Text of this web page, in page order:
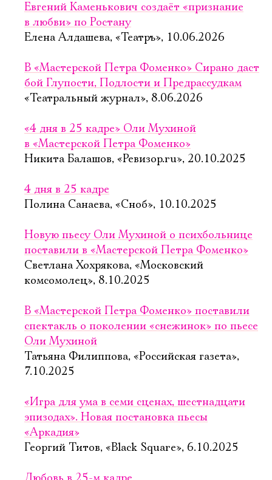
Евгений Каменькович создаёт «признание
в любви» по Ростану
Елена Алдашева, «Театръ», 10.06.2026
В «Мастерской Петра Фоменко» Сирано даст
бой Глупости, Подлости и Предрассудкам
«Театральный журнал», 8.06.2026
«4 дня в 25 кадре» Оли Мухиной
в «Мастерской Петра Фоменко»
Никита Балашов, «Ревизор.ru», 20.10.2025
4 дня в 25 кадре
Полина Санаева, «Сноб», 10.10.2025
Новую пьесу Оли Мухиной о психбольнице
поставили в «Мастерской Петра Фоменко»
Светлана Хохрякова, «Московский
комсомолец», 8.10.2025
В «Мастерской Петра Фоменко» поставили
спектакль о поколении «снежинок» по пьесе
Оли Мухиной
Татьяна Филиппова, «Российская газета»,
7.10.2025
«Игра для ума в семи сценах, шестнадцати
эпизодах». Новая постановка пьесы
«Аркадия»
Георгий Титов, «Black Square», 6.10.2025